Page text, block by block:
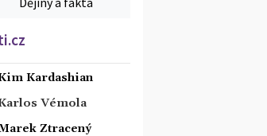
Kardashian
Vémola
Ztracený